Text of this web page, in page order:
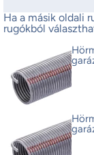
Ha a másik oldali
rugókból